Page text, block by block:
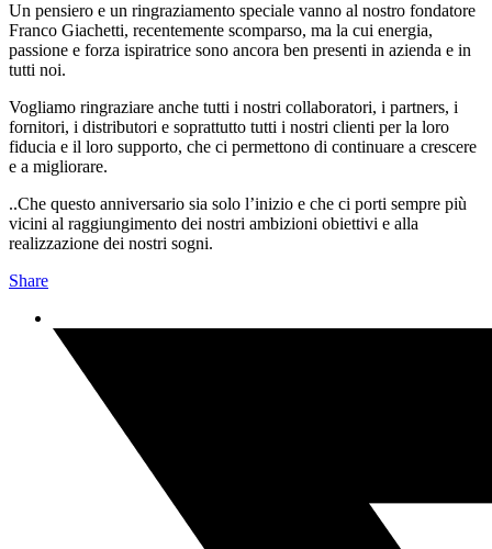
Un pensiero e un ringraziamento speciale vanno al nostro fondatore
Franco Giachetti, recentemente scomparso, ma la cui energia,
passione e forza ispiratrice sono ancora ben presenti in azienda e in
tutti noi.
Vogliamo ringraziare anche tutti i nostri collaboratori, i partners, i
fornitori, i distributori e soprattutto tutti i nostri clienti per la loro
fiducia e il loro supporto, che ci permettono di continuare a crescere
e a migliorare.
..Che questo anniversario sia solo l’inizio e che ci porti sempre più
vicini al raggiungimento dei nostri ambizioni obiettivi e alla
realizzazione dei nostri sogni.
Share